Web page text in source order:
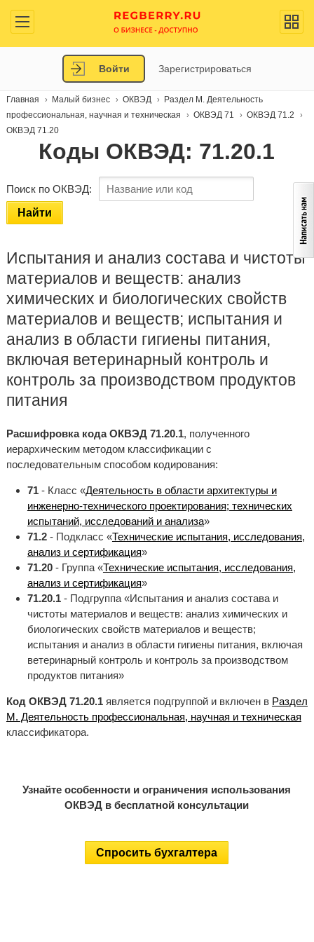
Войти Зарегистрироваться
Главная Малый бизнес ОКВЭД
Раздел M. Деятельность
профессиональная, научная и техническая
ОКВЭД 71
ОКВЭД 71.2
ОКВЭД 71.20
Коды ОКВЭД: 71.20.1
Поиск по ОКВЭД:
Найти
Испытания и анализ состава и чистоты
материалов и веществ: анализ
химических и биологических свойств
материалов и веществ; испытания и
анализ в области гигиены питания,
включая ветеринарный контроль и
контроль за производством продуктов
питания
Расшифровка кода ОКВЭД 71.20.1, полученного
иерархическим методом классификации с
последовательным способом кодирования:
71- Класс «Деятельность в области архитектуры и
инженерно-технического проектирования; технических
испытаний, исследований и анализа»
71.2- Подкласс «Технические испытания, исследования,
анализ и сертификация»
71.20- Группа «Технические испытания, исследования,
анализ и сертификация»
71.20.1- Подгруппа «Испытания и анализ состава и
чистоты материалов и веществ: анализ химических и
биологических свойств материалов и веществ;
испытания и анализ в области гигиены питания, включая
ветеринарный контроль и контроль за производством
продуктов питания»
Код ОКВЭД 71.20.1является подгруппой и включен в Раздел
M. Деятельность профессиональная, научная и техническая
классификатора.
Узнайте особенности и ограничения использования
ОКВЭД в бесплатной консультации
Спросить бухгалтера